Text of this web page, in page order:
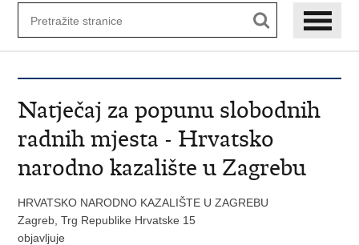
Natječaj za popunu slobodnih
radnih mjesta - Hrvatsko
narodno kazalište u Zagrebu
HRVATSKO NARODNO KAZALIŠTE U ZAGREBU
Zagreb, Trg Republike Hrvatske 15
objavljuje